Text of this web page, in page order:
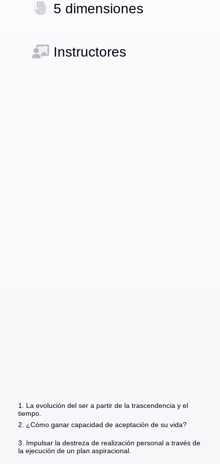
5 dimensiones
Instructores
1. La evolución del ser a partir de la trascendencia y el
tiempo.
2. ¿Cómo ganar capacidad de aceptación de su vida?
3. Impulsar la destreza de realización personal a través de
la ejecución de un plan aspiracional.